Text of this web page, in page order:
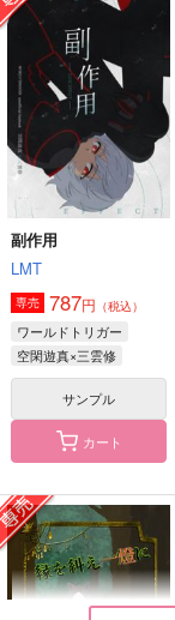
縁を糾え一燈に
どこにでもいるひと
850円 （税込）
空閑遊真×三雲修
サンプル
作品詳細
ALEA JACTA EST
SAMEGANE
2,200円（税込）
空閑遊真×三雲修
副作用
LMT
専売 787円 （税込）
ワールドトリガー
空閑遊真×三雲修
サンプル
カート